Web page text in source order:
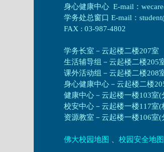
身心健康中心 E-mail：
学务处总窗口 E-mail：
FAX : 03-987-4802
学务长室－云起楼二楼207室
生活辅导组 － 云起楼二楼205
课外活动组 － 云起楼二楼208
身心健康中心 － 云起楼二楼
健康中心－ 云起楼一楼103室(
校安中心－ 云起楼一楼117室(
资源教室 － 云起楼一楼106室(
佛大校园地图 、校园安全地图